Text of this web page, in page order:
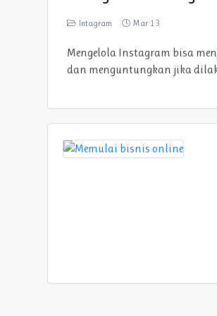
Intagram Mar 13
Mengelola Instagram bisa
dan menguntungkan jika